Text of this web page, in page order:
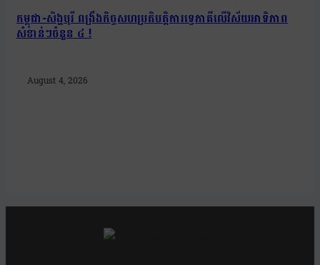
កម្ពុជា-សិង្ហបុរី ពង្រឹងកិច្ចសហប្រតិបត្តិការទ្វេភាគីលើវិស័យអាទិភាព
សំខាន់ៗចំនួន ៤ !
August 4, 2026